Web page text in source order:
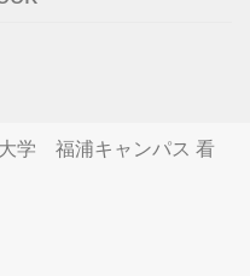
学 福浦キャンパス 看